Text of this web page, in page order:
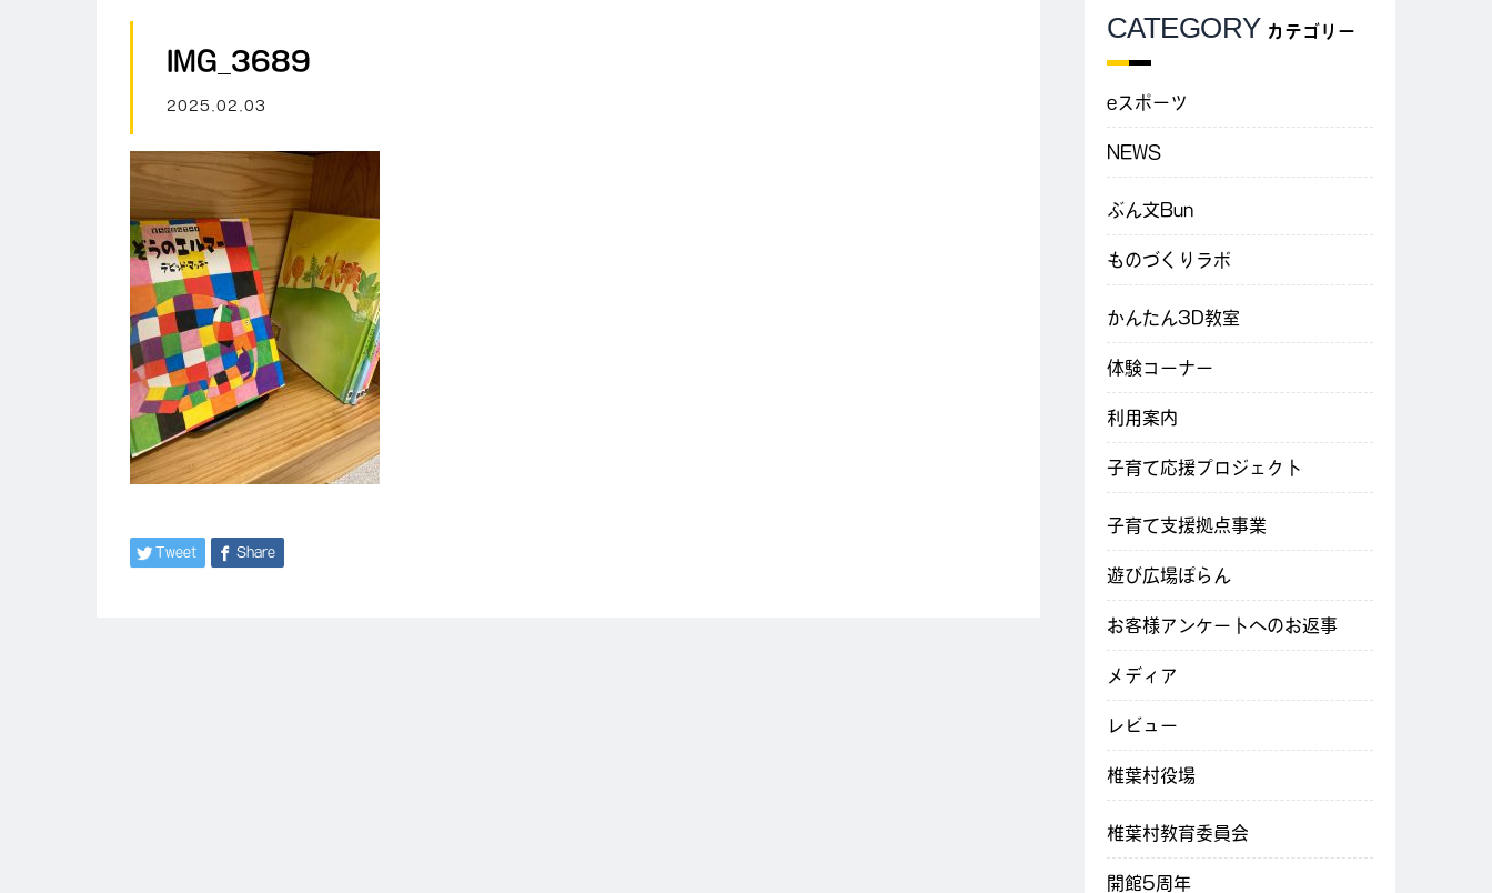
IMG_3689
2025.02.03
Tweet Share
CATEGORY カテゴリー
eスポーツ
NEWS
ぶん文Bun
ものづくりラボ
かんたん3D教室
体験コーナー
利用案内
子育て応援プロジェクト
子育て支援拠点事業
遊び広場ぽらん
お客様アンケートへのお返事
メディア
レビュー
椎葉村役場
椎葉村教育委員会
開館5周年